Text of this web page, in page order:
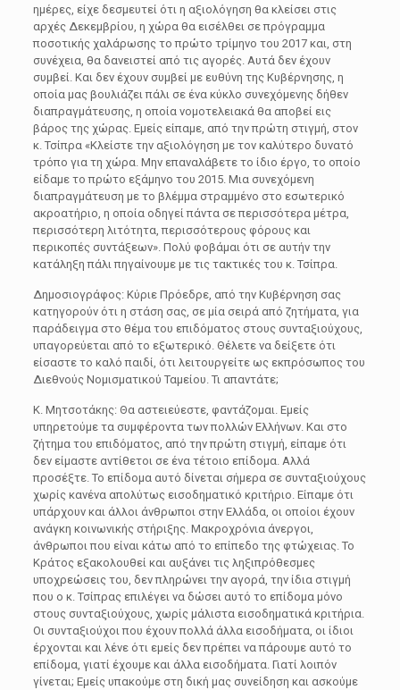
ημέρες, είχε δεσμευτεί ότι η αξιολόγηση θα κλείσει στις
αρχές Δεκεμβρίου, η χώρα θα εισέλθει σε πρόγραμμα
ποσοτικής χαλάρωσης το πρώτο τρίμηνο του 2017 και, στη
συνέχεια, θα δανειστεί από τις αγορές. Αυτά δεν έχουν
συμβεί. Και δεν έχουν συμβεί με ευθύνη της Κυβέρνησης, η
οποία μας βουλιάζει πάλι σε ένα κύκλο συνεχόμενης δήθεν
διαπραγμάτευσης, η οποία νομοτελειακά θα αποβεί εις
βάρος της χώρας. Εμείς είπαμε, από την πρώτη στιγμή, στον
κ. Τσίπρα «Κλείστε την αξιολόγηση με τον καλύτερο δυνατό
τρόπο για τη χώρα. Μην επαναλάβετε το ίδιο έργο, το οποίο
είδαμε το πρώτο εξάμηνο του 2015. Μια συνεχόμενη
διαπραγμάτευση με το βλέμμα στραμμένο στο εσωτερικό
ακροατήριο, η οποία οδηγεί πάντα σε περισσότερα μέτρα,
περισσότερη λιτότητα, περισσότερους φόρους και
περικοπές συντάξεων». Πολύ φοβάμαι ότι σε αυτήν την
κατάληξη πάλι πηγαίνουμε με τις τακτικές του κ. Τσίπρα.
Δημοσιογράφος: Κύριε Πρόεδρε, από την Κυβέρνηση σας
κατηγορούν ότι η στάση σας, σε μία σειρά από ζητήματα, για
παράδειγμα στο θέμα του επιδόματος στους συνταξιούχους,
υπαγορεύεται από το εξωτερικό. Θέλετε να δείξετε ότι
είσαστε το καλό παιδί, ότι λειτουργείτε ως εκπρόσωπος του
Διεθνούς Νομισματικού Ταμείου. Τι απαντάτε;
Κ. Μητσοτάκης: Θα αστειεύεστε, φαντάζομαι. Εμείς
υπηρετούμε τα συμφέροντα των πολλών Ελλήνων. Και στο
ζήτημα του επιδόματος, από την πρώτη στιγμή, είπαμε ότι
δεν είμαστε αντίθετοι σε ένα τέτοιο επίδομα. Αλλά
προσέξτε. Το επίδομα αυτό δίνεται σήμερα σε συνταξιούχους
χωρίς κανένα απολύτως εισοδηματικό κριτήριο. Είπαμε ότι
υπάρχουν και άλλοι άνθρωποι στην Ελλάδα, οι οποίοι έχουν
ανάγκη κοινωνικής στήριξης. Μακροχρόνια άνεργοι,
άνθρωποι που είναι κάτω από το επίπεδο της φτώχειας. Το
Κράτος εξακολουθεί και αυξάνει τις ληξιπρόθεσμες
υποχρεώσεις του, δεν πληρώνει την αγορά, την ίδια στιγμή
που ο κ. Τσίπρας επιλέγει να δώσει αυτό το επίδομα μόνο
στους συνταξιούχους, χωρίς μάλιστα εισοδηματικά κριτήρια.
Οι συνταξιούχοι που έχουν πολλά άλλα εισοδήματα, οι ίδιοι
έρχονται και λένε ότι εμείς δεν πρέπει να πάρουμε αυτό το
επίδομα, γιατί έχουμε και άλλα εισοδήματα. Γιατί λοιπόν
γίνεται; Εμείς υπακούμε στη δική μας συνείδηση και ασκούμε